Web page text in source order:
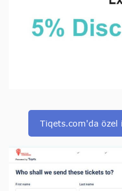
Tiqets.com'da